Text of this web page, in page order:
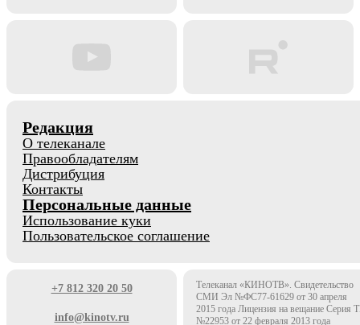
Редакция
О телеканале
Правообладателям
Дистрибуция
Контакты
Персональные данные
Использование куки
Пользовательское соглашение
+7 812 320 20 50
info@kinotv.ru
Телеканал «КИНОТВ». Свидетельство
СМИ Эл №ФС77-61629 от 30 апреля
2015 года Лицензия на вещание Серия
№22953 от 22 февраля 2013 года